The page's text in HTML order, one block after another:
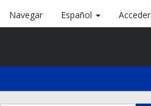
Navegar Español Acceder